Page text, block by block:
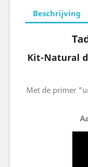
Beschrijving
Kit-Natural
Met de primer